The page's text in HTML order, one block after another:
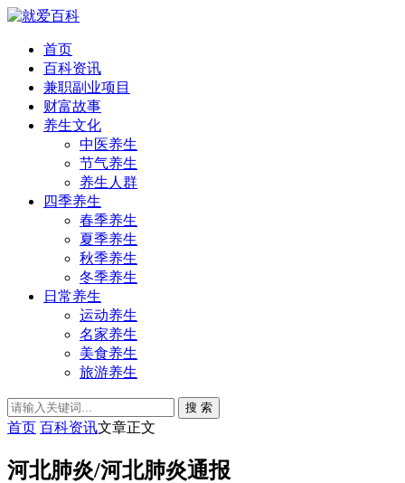
首页
百科资讯
兼职副业项目
财富故事
养生文化
中医养生
节气养生
养生人群
四季养生
春季养生
夏季养生
秋季养生
冬季养生
日常养生
运动养生
名家养生
美食养生
旅游养生
搜 索
首页 百科资讯文章正文
河北肺炎/河北肺炎通报